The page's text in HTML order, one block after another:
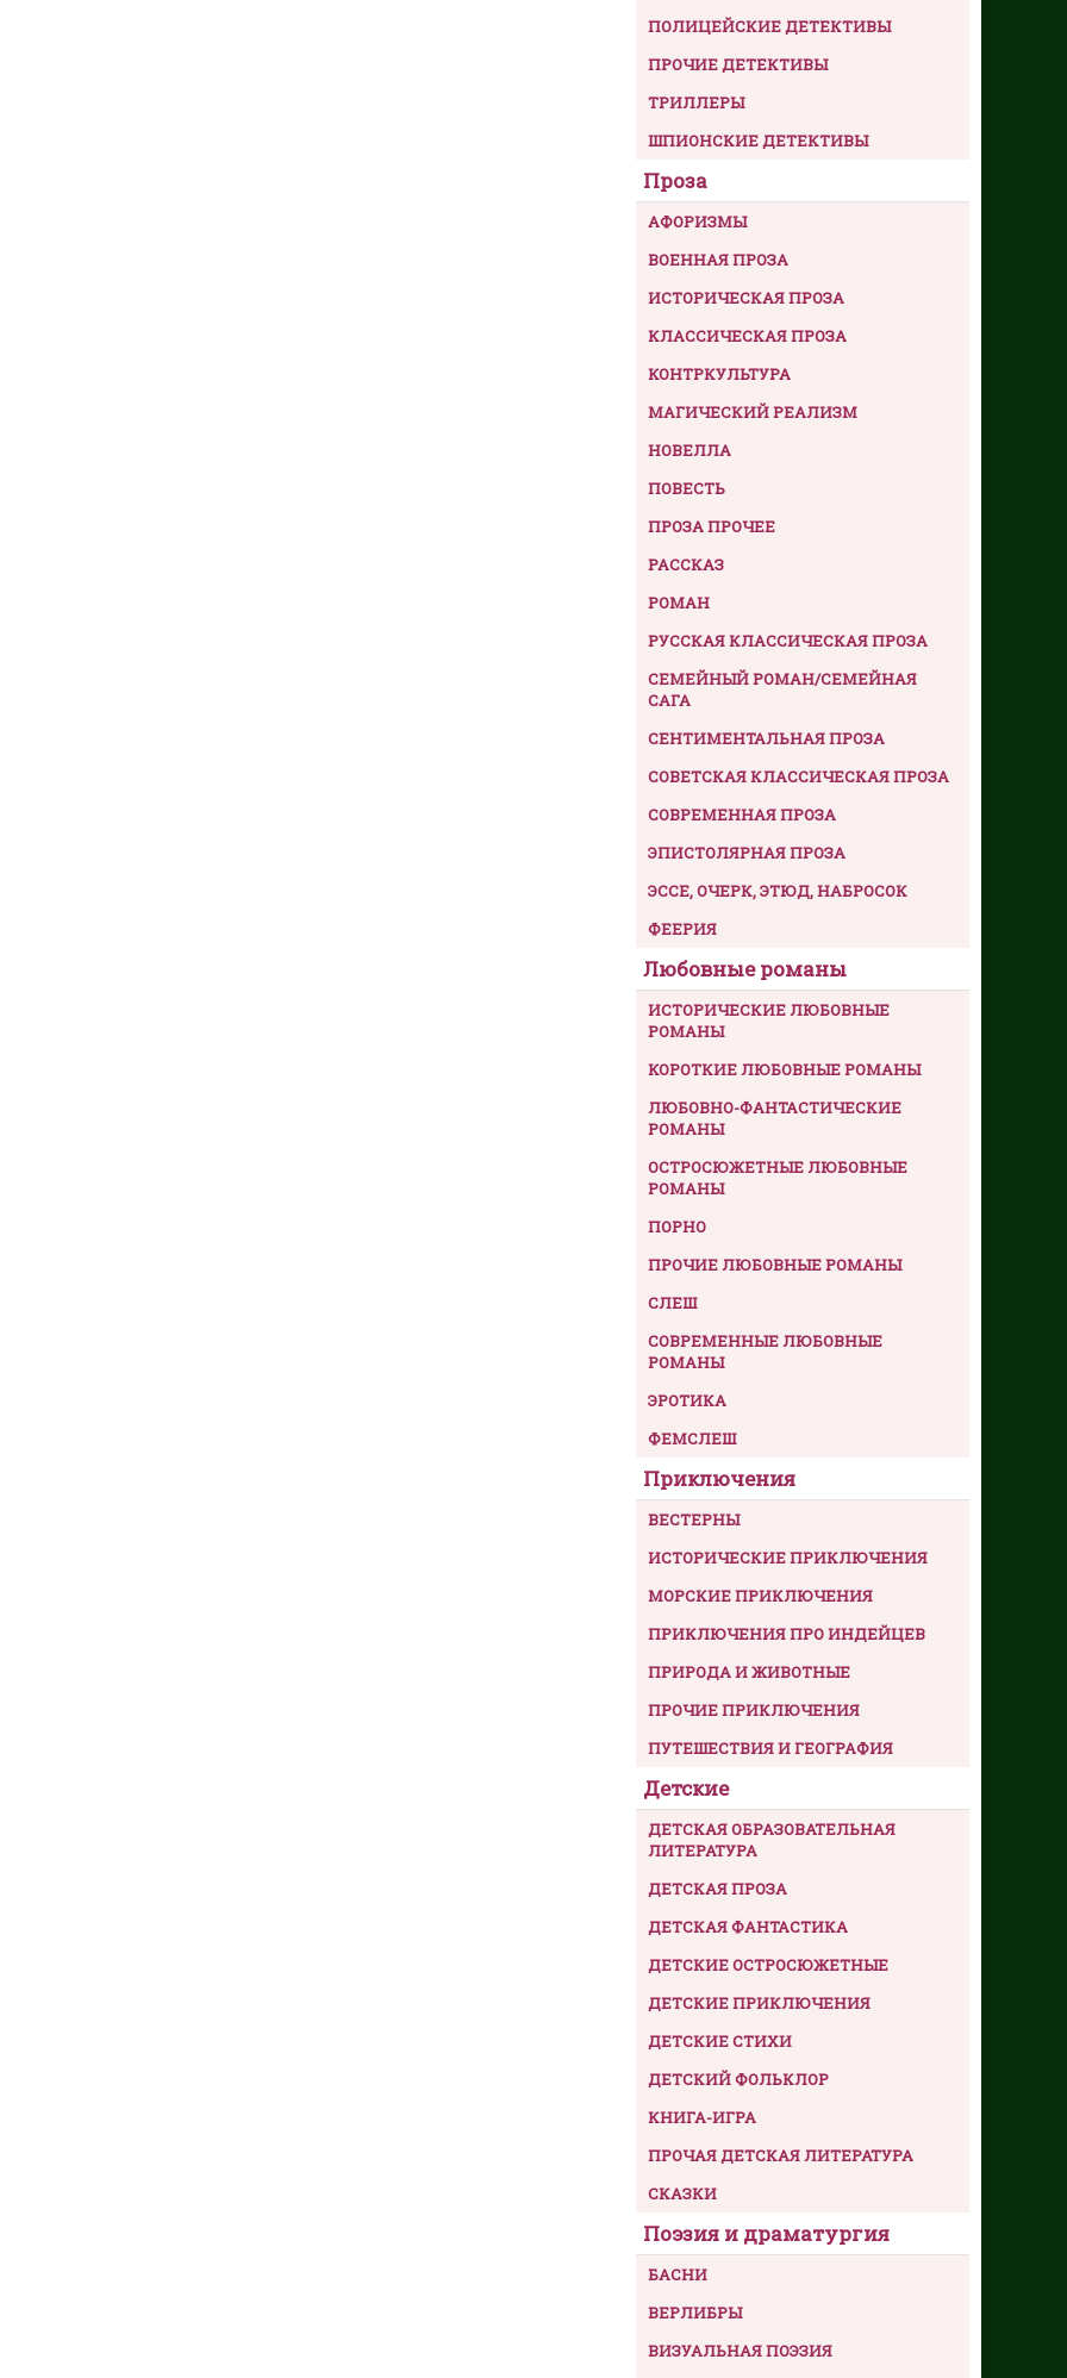
ПОЛИЦЕЙСКИЕ ДЕТЕКТИВЫ
ПРОЧИЕ ДЕТЕКТИВЫ
ТРИЛЛЕРЫ
ШПИОНСКИЕ ДЕТЕКТИВЫ
Проза
АФОРИЗМЫ
ВОЕННАЯ ПРОЗА
ИСТОРИЧЕСКАЯ ПРОЗА
КЛАССИЧЕСКАЯ ПРОЗА
КОНТРКУЛЬТУРА
МАГИЧЕСКИЙ РЕАЛИЗМ
НОВЕЛЛА
ПОВЕСТЬ
ПРОЗА ПРОЧЕЕ
РАССКАЗ
РОМАН
РУССКАЯ КЛАССИЧЕСКАЯ ПРОЗА
СЕМЕЙНЫЙ РОМАН/СЕМЕЙНАЯ
САГА
СЕНТИМЕНТАЛЬНАЯ ПРОЗА
СОВЕТСКАЯ КЛАССИЧЕСКАЯ ПРОЗА
СОВРЕМЕННАЯ ПРОЗА
ЭПИСТОЛЯРНАЯ ПРОЗА
ЭССЕ, ОЧЕРК, ЭТЮД, НАБРОСОК
ФЕЕРИЯ
Любовные романы
ИСТОРИЧЕСКИЕ ЛЮБОВНЫЕ
РОМАНЫ
КОРОТКИЕ ЛЮБОВНЫЕ РОМАНЫ
ЛЮБОВНО-ФАНТАСТИЧЕСКИЕ
РОМАНЫ
ОСТРОСЮЖЕТНЫЕ ЛЮБОВНЫЕ
РОМАНЫ
ПОРНО
ПРОЧИЕ ЛЮБОВНЫЕ РОМАНЫ
СЛЕШ
СОВРЕМЕННЫЕ ЛЮБОВНЫЕ
РОМАНЫ
ЭРОТИКА
ФЕМСЛЕШ
Приключения
ВЕСТЕРНЫ
ИСТОРИЧЕСКИЕ ПРИКЛЮЧЕНИЯ
МОРСКИЕ ПРИКЛЮЧЕНИЯ
ПРИКЛЮЧЕНИЯ ПРО ИНДЕЙЦЕВ
ПРИРОДА И ЖИВОТНЫЕ
ПРОЧИЕ ПРИКЛЮЧЕНИЯ
ПУТЕШЕСТВИЯ И ГЕОГРАФИЯ
Детские
ДЕТСКАЯ ОБРАЗОВАТЕЛЬНАЯ
ЛИТЕРАТУРА
ДЕТСКАЯ ПРОЗА
ДЕТСКАЯ ФАНТАСТИКА
ДЕТСКИЕ ОСТРОСЮЖЕТНЫЕ
ДЕТСКИЕ ПРИКЛЮЧЕНИЯ
ДЕТСКИЕ СТИХИ
ДЕТСКИЙ ФОЛЬКЛОР
КНИГА-ИГРА
ПРОЧАЯ ДЕТСКАЯ ЛИТЕРАТУРА
СКАЗКИ
Поэзия и драматургия
БАСНИ
ВЕРЛИБРЫ
ВИЗУАЛЬНАЯ ПОЭЗИЯ